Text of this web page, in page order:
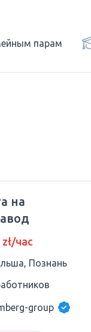
парам
на
zł/час
Познань
group